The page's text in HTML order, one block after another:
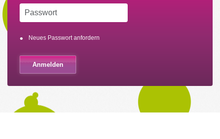
Neues Passwort anfordern